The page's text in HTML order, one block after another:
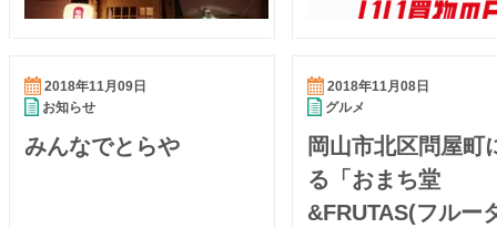
2018年11月09日
お知らせ
みんなでとらや
2018年11月08日
グルメ
岡山市北区問屋町
る「おまち堂
&FRUTAS(フルー